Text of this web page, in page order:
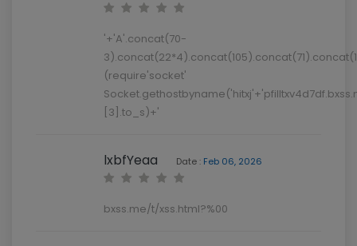
'+'A'.concat(70-
(require'socket'
[3].to_s)+'
lxbfYeaa Date : Feb 06, 2026
bxss.me/t/xss.html?%00